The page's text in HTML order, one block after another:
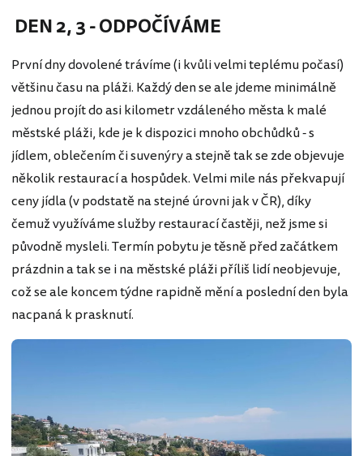
DEN 2, 3 - ODPOČÍVÁME
První dny dovolené trávíme (i kvůli velmi teplému počasí)
většinu času na pláži. Každý den se ale jdeme minimálně
jednou projít do asi kilometr vzdáleného města k malé
městské pláži, kde je k dispozici mnoho obchůdků - s
jídlem, oblečením či suvenýry a stejně tak se zde objevuje
několik restaurací a hospůdek. Velmi mile nás překvapují
ceny jídla (v podstatě na stejné úrovni jak v ČR), díky
čemuž využíváme služby restaurací častěji, než jsme si
původně mysleli. Termín pobytu je těsně před začátkem
prázdnin a tak se i na městské pláži příliš lidí neobjevuje,
což se ale koncem týdne rapidně mění a poslední den byla
nacpaná k prasknutí.